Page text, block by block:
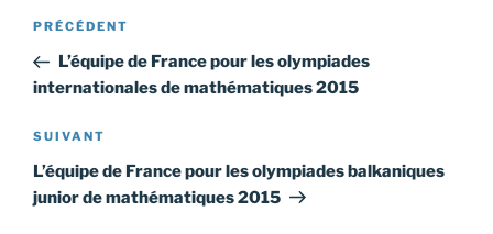
Navigation
l’article
Article
précédent
PRÉCÉDENT
L’équipe de France pour les olympiades
internationales de mathématiques 2015
Article
suivant
SUIVANT
L’équipe de France pour les olympiades balkaniques
junior de mathématiques 2015